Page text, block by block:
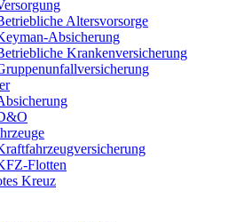
Altersvorsorge
Absicherung
Krankenversicherung
Flotten
Kreuz